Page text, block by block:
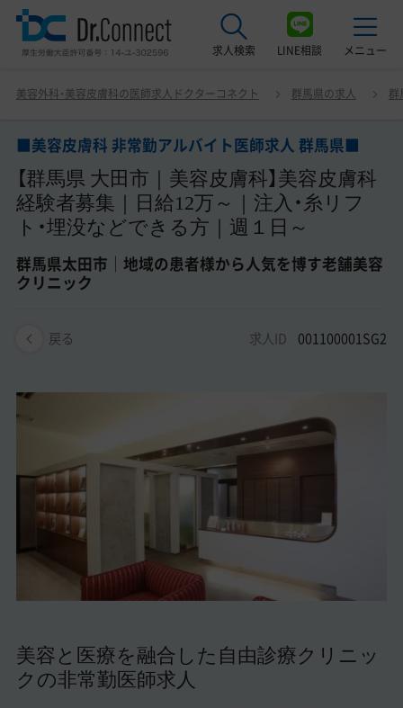
求人検索 LINE相談 メニュー
美容クリニック見学ご希望の方はこちら
サービス紹介
ドクターコネクトの強み
エージェント紹介
美容医療医師の転職お役立ちコンテンツ
美容クリニック見学・研修情報
美容外科・美容皮膚科の医師転職体験談
美容クリニックインタビュー
美容医療の転職お役立ち記事
よくあるご質問
美容外科・美容皮膚科の医師求人ドクターコネクト 群馬県の求人 群
■美容皮膚科 非常勤アルバイト医師求人 群馬県■
【群馬県 大田市｜美容皮膚科】美容皮膚科
経験者募集｜日給12万～｜注入・糸リフ
ト・埋没などできる方｜週１日～
群馬県太田市｜地域の患者様から人気を博す老舗美容
クリニック
戻る 求人ID 001100001SG2
美容と医療を融合した自由診療クリニッ
クの非常勤医師求人
■美容皮膚科 非常勤アルバイト医師求人 群馬県■ 【群馬
県 大田市｜美容皮膚科】美容皮膚科経験者募集｜日給12万
太田市｜地域の患者様から人気を博す老舗美容クリニック